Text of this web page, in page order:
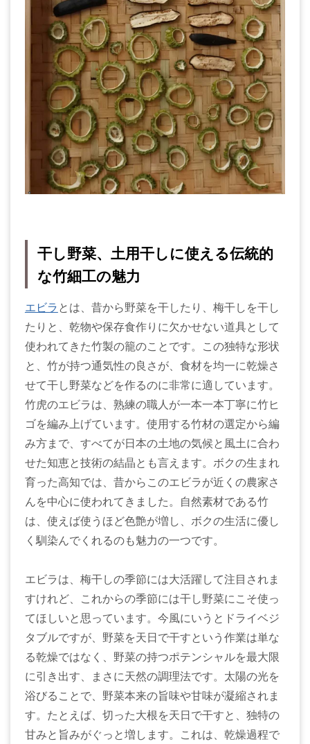
干し野菜、土用干しに使える伝統的
な竹細工の魅力
エビラとは、昔から野菜を干したり、梅干しを干し
たりと、乾物や保存食作りに欠かせない道具として
使われてきた竹製の籠のことです。この独特な形状
と、竹が持つ通気性の良さが、食材を均一に乾燥さ
せて干し野菜などを作るのに非常に適しています。
竹虎のエビラは、熟練の職人が一本一本丁寧に竹ヒ
ゴを編み上げています。使用する竹材の選定から編
み方まで、すべてが日本の土地の気候と風土に合わ
せた知恵と技術の結晶とも言えます。ボクの生まれ
育った高知では、昔からこのエビラが近くの農家さ
んを中心に使われてきました。自然素材である竹
は、使えば使うほど色艶が増し、ボクの生活に優し
く馴染んでくれるのも魅力の一つです。
エビラは、梅干しの季節には大活躍して注目されま
すけれど、これからの季節には干し野菜にこそ使っ
てほしいと思っています。今風にいうとドライベジ
タブルですが、野菜を天日で干すという作業は単な
る乾燥ではなく、野菜の持つポテンシャルを最大限
に引き出す、まさに天然の調理法です。太陽の光を
浴びることで、野菜本来の旨味や甘味が凝縮されま
す。たとえば、切った大根を天日で干すと、独特の
甘みと旨みがぐっと増します。これは、乾燥過程で